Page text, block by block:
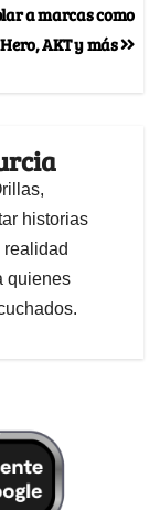
a marcas como
AKT y más
historias
quienes